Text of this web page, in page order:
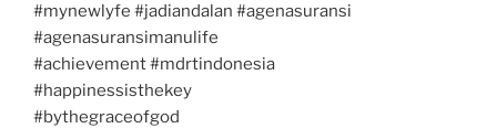
#mynewlyfe #jadiandalan #agenasuransi
#agenasuransimanulife
#achievement #mdrtindonesia
#happinessisthekey
#bythegraceofgod